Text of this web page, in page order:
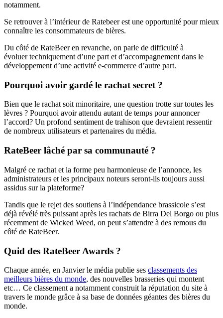
notamment.
Se retrouver à l’intérieur de Ratebeer est une opportunité pour mieux
connaître les consommateurs de bières.
Du côté de RateBeer en revanche, on parle de difficulté à
évoluer techniquement d’une part et d’accompagnement dans le
développement d’une activité e-commerce d’autre part.
Pourquoi avoir gardé le rachat secret ?
Bien que le rachat soit minoritaire, une question trotte sur toutes les
lèvres ? Pourquoi avoir attendu autant de temps pour annoncer
l’accord? Un profond sentiment de trahison que devraient ressentir
de nombreux utilisateurs et partenaires du média.
RateBeer lâché par sa communauté ?
Malgré ce rachat et la forme peu harmonieuse de l’annonce, les
administrateurs et les principaux noteurs seront-ils toujours aussi
assidus sur la plateforme?
Tandis que le rejet des soutiens à l’indépendance brassicole s’est
déjà révélé très puissant après les rachats de Birra Del Borgo ou plus
récemment de Wicked Weed, on peut s’attendre à des remous du
côté de RateBeer.
Quid des RateBeer Awards ?
Chaque année, en Janvier le média publie ses classements des
meilleurs bières du monde, des nouvelles brasseries qui montent
etc… Ce classement a notamment construit la réputation du site à
travers le monde grâce à sa base de données géantes des bières du
monde.